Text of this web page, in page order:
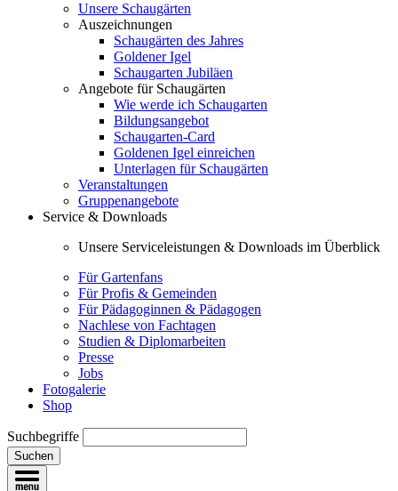
Unsere Schaugärten
Auszeichnungen
Schaugärten des Jahres
Goldener Igel
Schaugarten Jubiläen
Angebote für Schaugärten
Wie werde ich Schaugarten
Bildungsangebot
Schaugarten-Card
Goldenen Igel einreichen
Unterlagen für Schaugärten
Veranstaltungen
Gruppenangebote
Service & Downloads
Unsere Serviceleistungen & Downloads im Überblick
Für Gartenfans
Für Profis & Gemeinden
Für Pädagoginnen & Pädagogen
Nachlese von Fachtagen
Studien & Diplomarbeiten
Presse
Jobs
Fotogalerie
Shop
Suchbegriffe
Suchen